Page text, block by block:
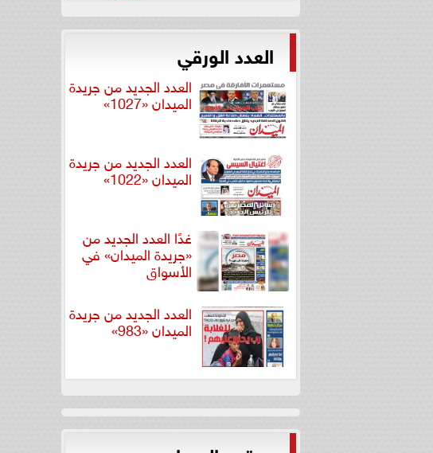
العدد الورقي
العدد الجديد من جريدة
الميدان «1027»
العدد الجديد من جريدة
الميدان «1022»
غدًا العدد الجديد من
«جريدة الميدان» في
الأسواق
العدد الجديد من جريدة
الميدان «983»